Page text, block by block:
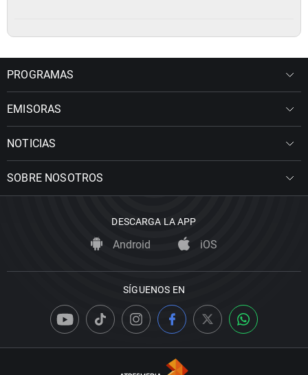
PROGRAMAS
EMISORAS
NOTICIAS
SOBRE NOSOTROS
DESCARGA LA APP
Android iOS
SÍGUENOS EN